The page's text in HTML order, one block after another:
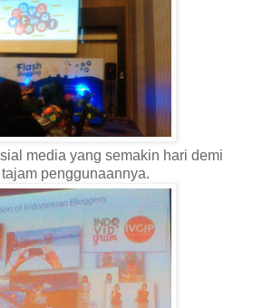
media yang semakin hari demi
penggunaannya.